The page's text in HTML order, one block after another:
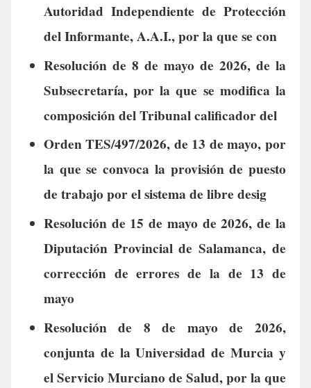
Autoridad Independiente de Protección
del Informante, A.A.I., por la que se con
Resolución de 8 de mayo de 2026, de la
Subsecretaría, por la que se modifica la
composición del Tribunal calificador del
Orden TES/497/2026, de 13 de mayo, por
la que se convoca la provisión de puesto
de trabajo por el sistema de libre desig
Resolución de 15 de mayo de 2026, de la
Diputación Provincial de Salamanca, de
corrección de errores de la de 13 de
mayo
Resolución de 8 de mayo de 2026,
conjunta de la Universidad de Murcia y
el Servicio Murciano de Salud, por la que